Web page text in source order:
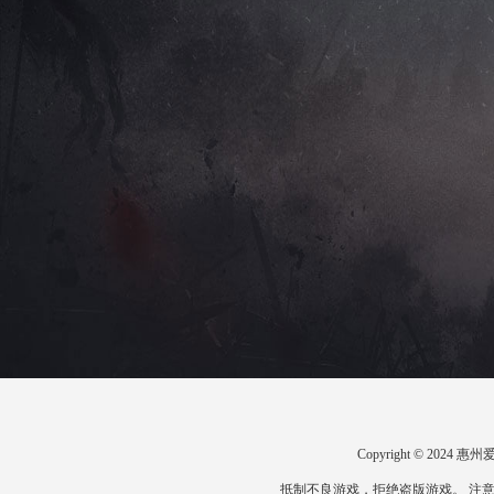
Copyright © 2024 惠州
抵制不良游戏，拒绝盗版游戏。 注